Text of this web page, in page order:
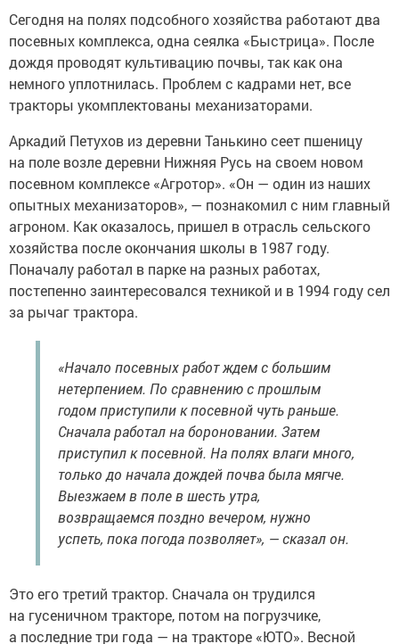
Сегодня на полях подсобного хозяйства работают два
посевных комплекса, одна сеялка «Быстрица». После
дождя проводят культивацию почвы, так как она
немного уплотнилась. Проблем с кадрами нет, все
тракторы укомплектованы механизаторами.
Аркадий Петухов из деревни Танькино сеет пшеницу
на поле возле деревни Нижняя Русь на своем новом
посевном комплексе «Агротор». «Он — один из наших
опытных механизаторов», — познакомил с ним главный
агроном. Как оказалось, пришел в отрасль сельского
хозяйства после окончания школы в 1987 году.
Поначалу работал в парке на разных работах,
постепенно заинтересовался техникой и в 1994 году сел
за рычаг трактора.
«Начало посевных работ ждем с большим
нетерпением. По сравнению с прошлым
годом приступили к посевной чуть раньше.
Сначала работал на бороновании. Затем
приступил к посевной. На полях влаги много,
только до начала дождей почва была мягче.
Выезжаем в поле в шесть утра,
возвращаемся поздно вечером, нужно
успеть, пока погода позволяет», — сказал он.
Это его третий трактор. Сначала он трудился
на гусеничном тракторе, потом на погрузчике,
а последние три года — на тракторе «ЮТО». Весной